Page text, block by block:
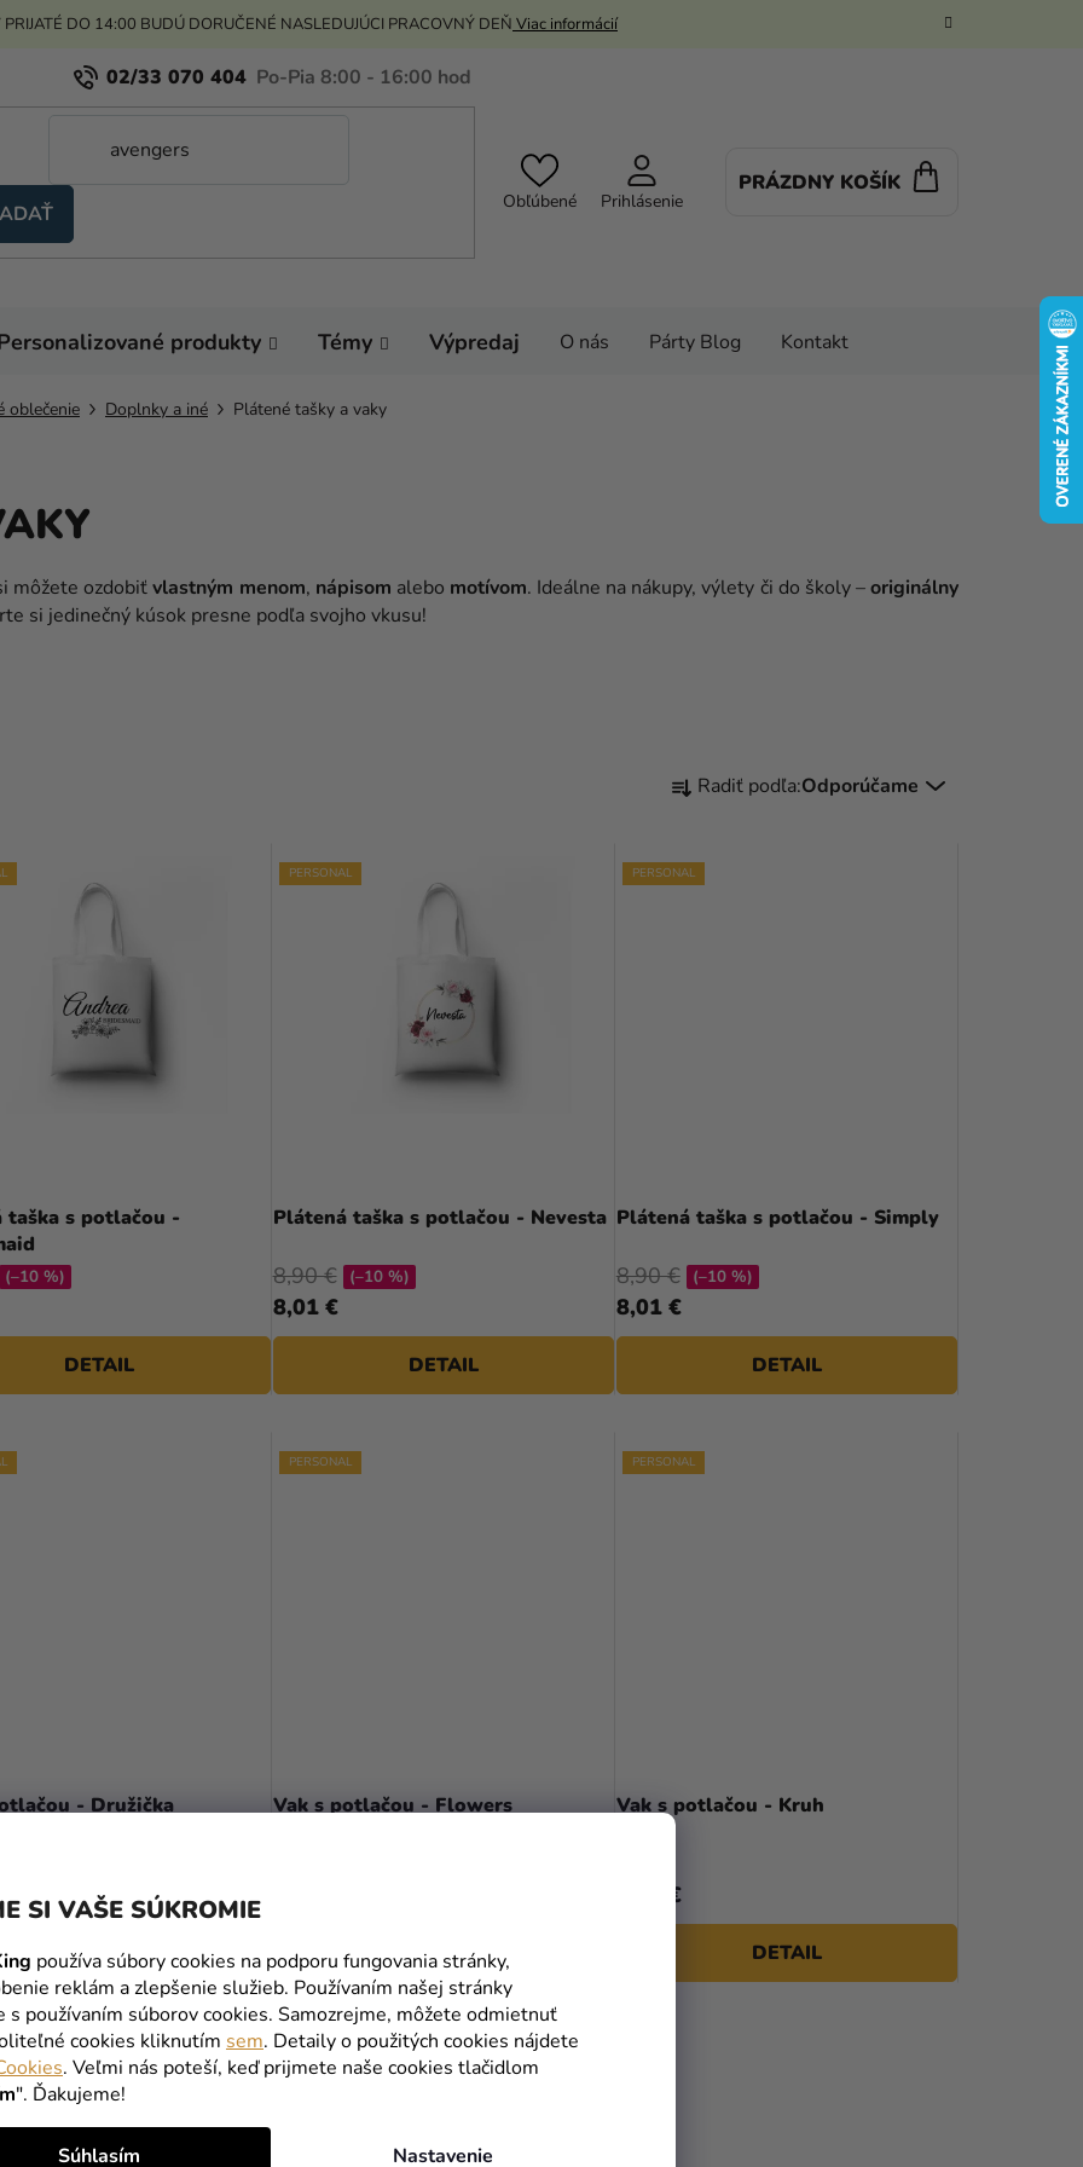
SI VAŠE SÚKROMIE
používa súbory cookies na podporu fungovania stránky,
reklám a zlepšenie služieb. Používaním našej stránky
s používaním súborov cookies. Samozrejme, môžete odmietnuť
cookies kliknutím sem. Detaily o použitých cookies nájdete
. Veľmi nás poteší, keď prijmete naše cookies tlačidlom
". Ďakujeme!
Nastavenie
Súhlasím
PRIJATÉ DO 14:00 BUDÚ DORUČENÉ NASLEDUJÚCI PRACOVNÝ DEŇ Viac informácií
02/33 070 404
Obľúbené Prihlásenie
PRÁZDNY KOŠÍK
produkty Témy Výpredaj O nás Párty Blog Kontakt
oblečenie Doplnky a iné Plátené tašky a vaky
môžete ozdobiťvlastným menom, nápisom alebo motívom. Ideálne na nákupy, výlety či do školy –originálny
si jedinečný kúsok presne podľa svojho vkusu!
R
D
E
D
U
K
T
V
Radiť podľa:Odporúčame
taška s potlačou -
(–10 %)
DETAIL
PERSONAL
Plátená taška s potlačou - Nevesta
8,01 €
8,90 € (–10 %)
DETAIL
PERSONAL
Plátená taška s potlačou - Simply
8,01 €
8,90 € (–10 %)
DETAIL
- Družička
DETAIL
PERSONAL
Vak s potlačou - Flowers
DETAIL
PERSONAL
Vak s potlačou - Kruh
8,90 €
DETAIL